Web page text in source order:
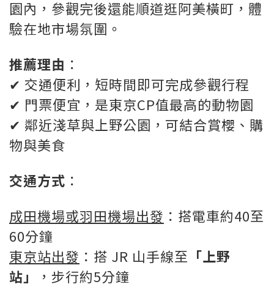
園內，參觀完後還能順道逛阿美橫町，體
驗在地市場氛圍。
推薦理由 ：
✔ 交通便利，短時間即可完成參觀行程
✔ 門票便宜，是東京CP值最高的動物園
✔ 鄰近淺草與上野公園，可結合賞櫻、購
物與美食
交通方式 ：
成田機場或羽田機場出發 ：搭電車約40至
60分鐘
東京站出發 ：搭 JR 山手線至 「上野
站」
，步行約5分鐘